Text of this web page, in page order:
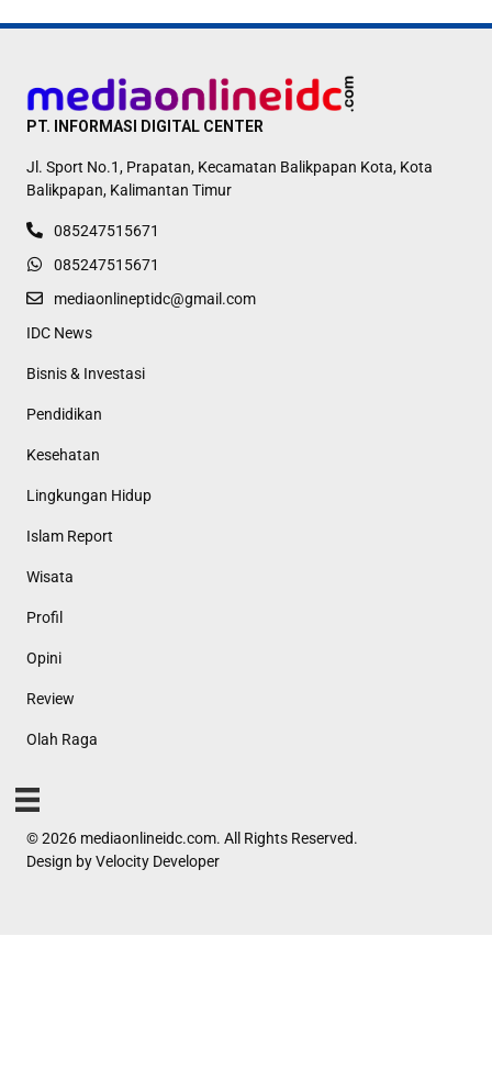
PT. INFORMASI DIGITAL CENTER
Jl. Sport No.1, Prapatan, Kecamatan Balikpapan Kota, Kota
Balikpapan, Kalimantan Timur
085247515671
085247515671
mediaonlineptidc@gmail.com
IDC News
Bisnis & Investasi
Pendidikan
Kesehatan
Lingkungan Hidup
Islam Report
Wisata
Profil
Opini
Review
Olah Raga
© 2026 mediaonlineidc.com. All Rights Reserved.
Design byVelocity Developer